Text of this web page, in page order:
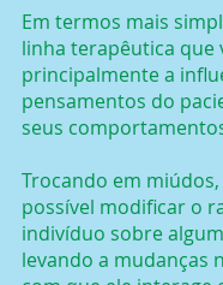
Em termos mais
linha terapêutica que
principalmente a
pensamentos do
seus
Trocando em
possível modificar o
indivíduo sobre
levando a mudanças